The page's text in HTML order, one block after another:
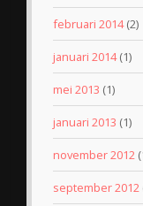
februari 2014(2)
januari 2014(1)
mei 2013 (1)
januari 2013 (1)
november 2012
september 2012